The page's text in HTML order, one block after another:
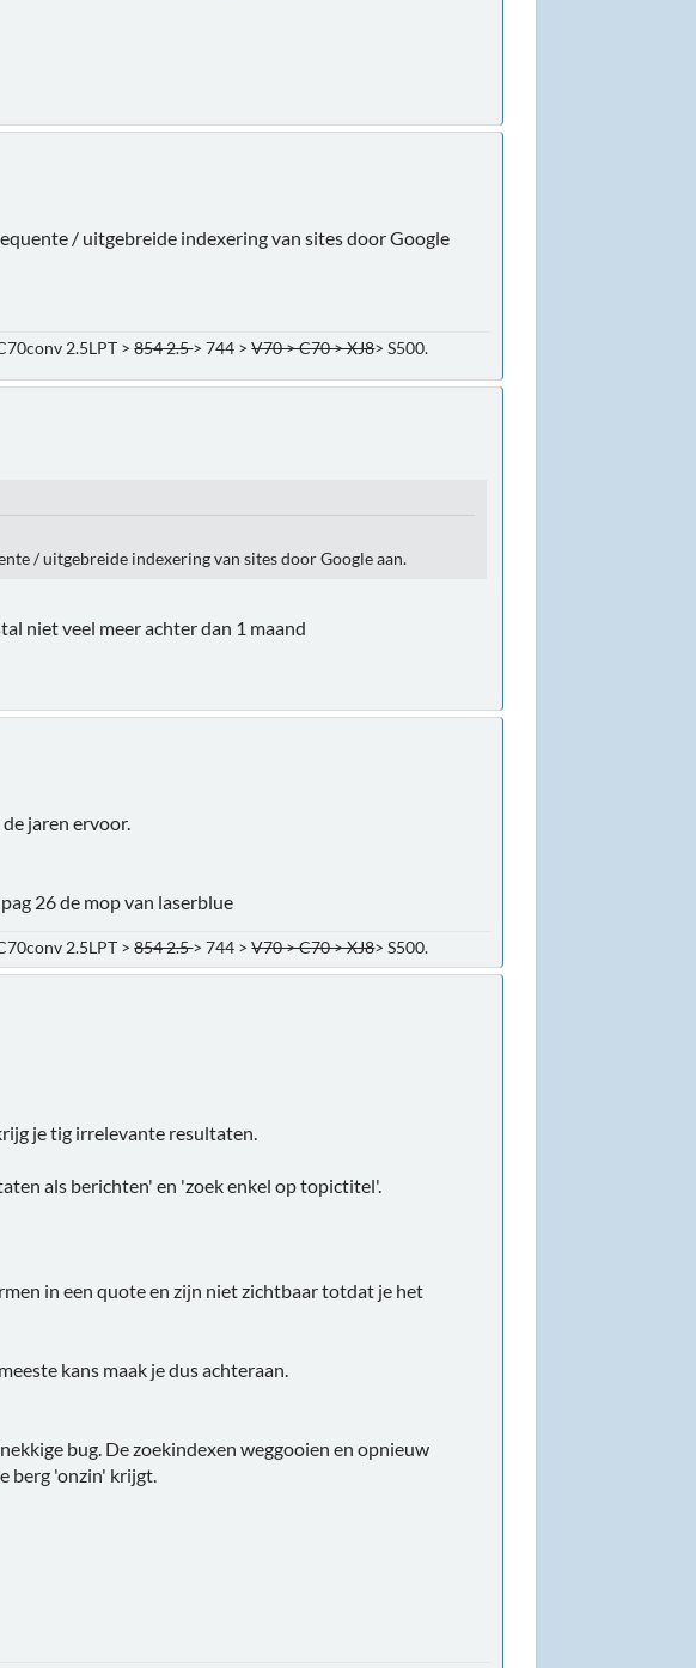
/ uitgebreide indexering van sites door Google
2.5LPT >854 2.5> 744 >V70 > C70 > XJ8> S500.
/ uitgebreide indexering van sites door Google aan.
niet veel meer achter dan 1 maand
jaren ervoor.
26 de mop van laserblue
2.5LPT >854 2.5> 744 >V70 > C70 > XJ8> S500.
je tig irrelevante resultaten.
als berichten' en 'zoek enkel op topictitel'.
in een quote en zijn niet zichtbaar totdat je het
kans maak je dus achteraan.
bug. De zoekindexen weggooien en opnieuw
berg 'onzin' krijgt.